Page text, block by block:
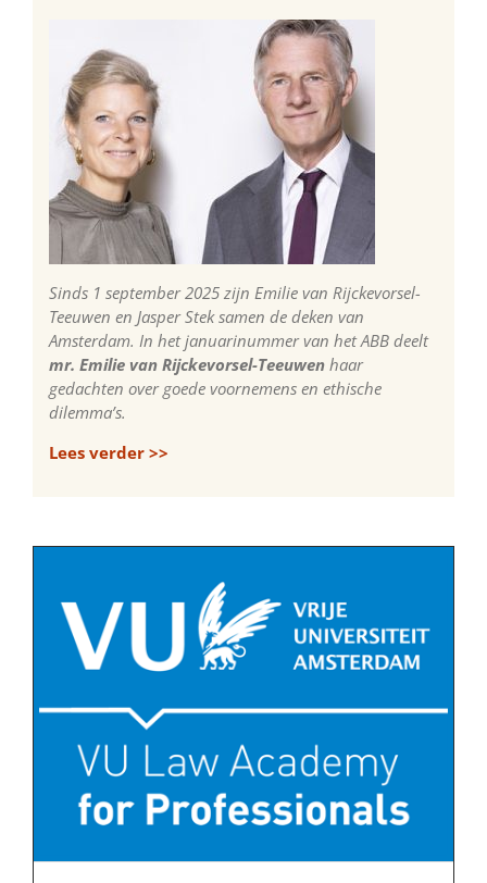
Sinds 1 september 2025 zijn Emilie van Rijckevorsel-
Teeuwen en Jasper Stek samen de deken van
Amsterdam. In het januarinummer van het ABB deelt
mr. Emilie van Rijckevorsel-Teeuwen haar
gedachten over goede voornemens en ethische
dilemma’s.
Lees verder >>